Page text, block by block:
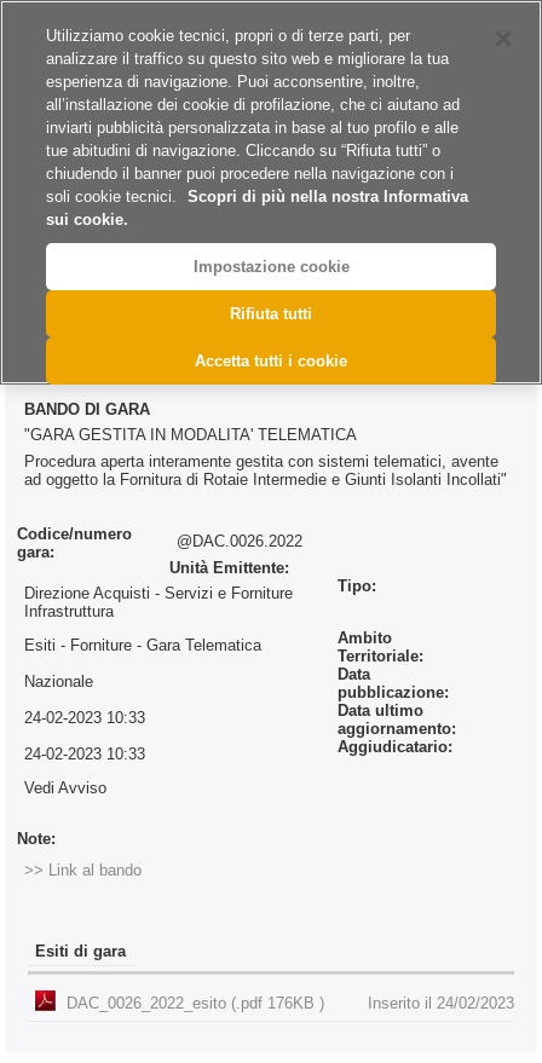
A
@DAC.0026.2022
BANDO DI GARA
"GARA GESTITA IN MODALITA' TELEMATICA
Procedura aperta interamente gestita con sistemi telematici, avente
ad oggetto la Fornitura di Rotaie Intermedie e Giunti Isolanti Incollati"
Codice/numero
gara:
@DAC.0026.2022
Unità Emittente:
Direzione Acquisti - Servizi e Forniture
Infrastruttura
Tipo:
Esiti - Forniture- Gara Telematica
Ambito
Territoriale:
Nazionale
Data
pubblicazione:
24-02-2023 10:33
Data ultimo
aggiornamento:
24-02-2023 10:33
Aggiudicatario:
Vedi Avviso
Note:
>> Link al bando
Esiti di gara
DAC_0026_2022_esito (.pdf 176KB ) Inserito il 24/02/2023
Utilizziamo cookie tecnici, propri o di terze parti, per
analizzare il traffico su questo sito web e migliorare la tua
esperienza di navigazione. Puoi acconsentire, inoltre,
all’installazione dei cookie di profilazione, che ci aiutano ad
inviarti pubblicità personalizzata in base al tuo profilo e alle
tue abitudini di navigazione. Cliccando su “Rifiuta tutti” o
chiudendo il banner puoi procedere nella navigazione con i
soli cookie tecnici.
Scopri di più nella nostra Informativa
sui cookie.
Impostazione cookie
Rifiuta tutti
Accetta tutti i cookie